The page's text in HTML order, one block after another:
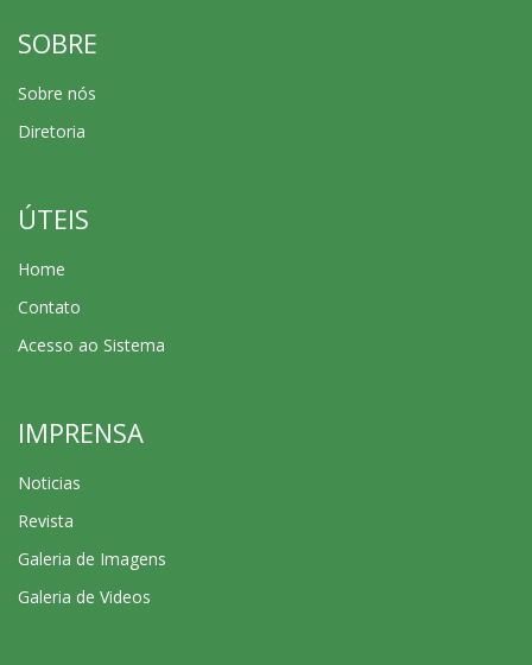
SOBRE
Sobre nós
Diretoria
ÚTEIS
Home
Contato
Acesso ao Sistema
IMPRENSA
Noticias
Revista
Galeria de Imagens
Galeria de Videos